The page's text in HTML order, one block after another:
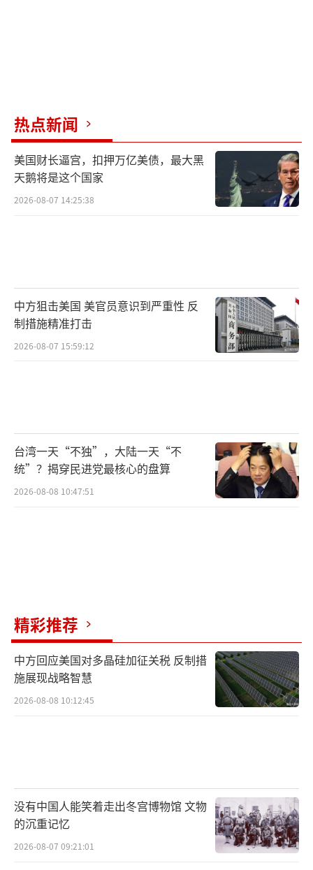
热点新闻
美国财长逼宫，扣押万亿美债，最大黑
天鹅将是这个国家
2026-08-07 14:25:38
中方狙击美国 美官员意识到严重性 反
制措施精准打击
2026-08-07 15:59:12
台湾一天“不独”，大陆一天“不
统”？揭穿民进党最核心的盘算
2026-08-08 10:47:51
精彩推荐
中方回应美国对多晶硅加征关税 反制措
施展现战略智慧
2026-08-08 10:12:45
没有中国人能笑着走出冬宫博物馆 文物
的沉重记忆
2026-08-07 09:21:01